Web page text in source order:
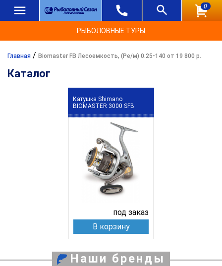
0
РЫБОЛОВНЫЕ ТУРЫ
Главная / Biomaster FB Лесоемкость, (Ре/м) 0.25-140 от 19 800 р.
Каталог
Катушка Shimano
BIOMASTER 3000 SFB
под заказ
В корзину
Наши бренды